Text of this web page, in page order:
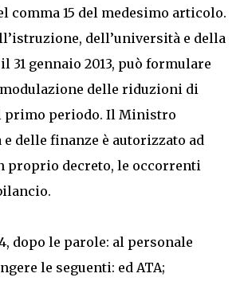
comma 15 del medesimo articolo.
dell’università e della
31 gennaio 2013, può formulare
delle riduzioni di
primo periodo. Il Ministro
e delle finanze è autorizzato ad
proprio decreto, le occorrenti
dopo le parole: al personale
le seguenti: ed ATA;